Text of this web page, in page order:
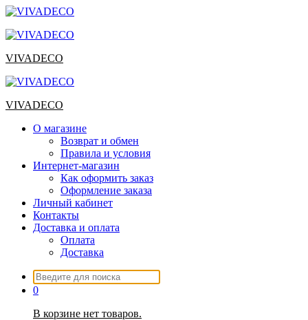
Перейти
содержимому
VIVADECO
VIVADECO
О магазине
Возврат и обмен
Правила и условия
Интернет-магазин
Как оформить заказ
Оформление заказа
Личный кабинет
Контакты
Доставка и оплата
Оплата
Доставка
Искать:
0
В корзине нет товаров.